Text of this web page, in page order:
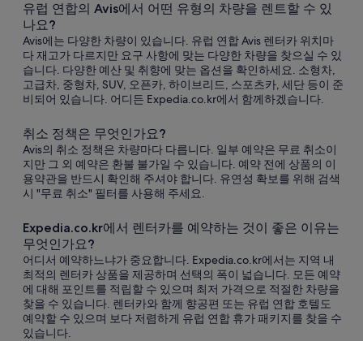
유럽 연합의 Avis에서 어떤 유형의 차량을 렌트할 수 있
나요?
Avis에는 다양한 차량이 있습니다. 유럽 연합 Avis 렌터카 위치마
다 재고가 다르지만 요구 사항에 맞는 다양한 차량을 찾으실 수 있
습니다. 다양한 예산 및 취향에 맞는 옵션을 확인하세요. 소형차,
고급차, 중형차, SUV, 오픈카, 하이브리드, 스포츠카, 세단 등이 준
비되어 있습니다. 어디든 Expedia.co.kr에서 함께하겠습니다.
취소 정책은 무엇인가요?
Avis의 취소 정책은 차량마다 다릅니다. 일부 예약은 무료 취소이
지만 그 외 예약은 환불 불가일 수 있습니다. 예약 전에 상품의 이
용약관을 반드시 확인해 주셔야 합니다. 유연성 확보를 위해 검색
시 "무료 취소" 필터를 사용해 주세요.
Expedia.co.kr에서 렌터카를 예약하는 것이 좋은 이유는
무엇인가요?
어디서 예약하느냐가 중요합니다. Expedia.co.kr에서는 지역 내
최적의 렌터카 상품을 제공하며 선택의 폭이 넓습니다. 모든 예약
에 대해 포인트를 적립할 수 있으며 최저 가격으로 적절한 차량을
찾을 수 있습니다. 렌터카와 함께 향공편 또는 유럽 연합 호텔도
예약할 수 있으며 보다 저렴하게 유럽 연합 휴가 패키지를 찾을 수
있습니다.